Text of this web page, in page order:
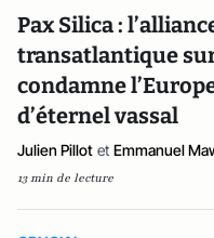
Pax Silica :
transatlantique
condamne
d’éternel vassal
Julien Pillot et Emmanuel
13 min de lecture